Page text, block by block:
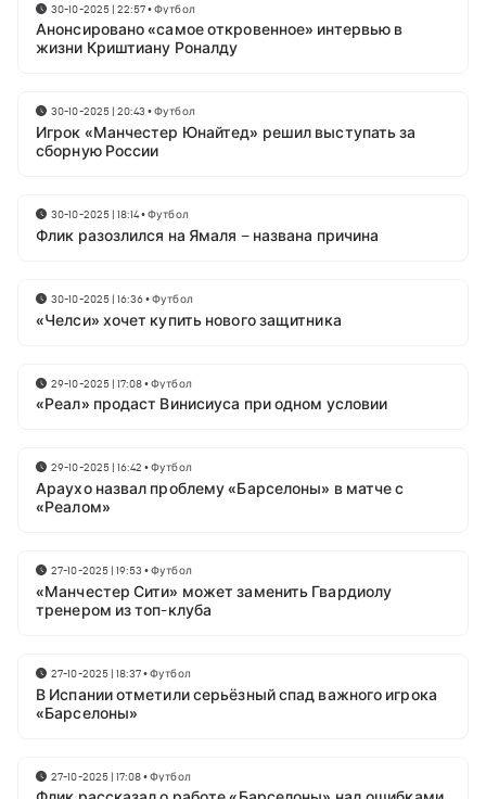
30-10-2025 | 22:57•Футбол
Анонсировано «самое откровенное» интервью в
жизни Криштиану Роналду
30-10-2025 | 20:43 •Футбол
Игрок «Манчестер Юнайтед» решил выступать за
сборную России
30-10-2025 | 18:14•Футбол
Флик разозлился на Ямаля – названа причина
30-10-2025 | 16:36•Футбол
«Челси» хочет купить нового защитника
29-10-2025 | 17:08•Футбол
«Реал» продаст Винисиуса при одном условии
29-10-2025 | 16:42 •Футбол
Араухо назвал проблему «Барселоны» в матче с
«Реалом»
27-10-2025 | 19:53 •Футбол
«Манчестер Сити» может заменить Гвардиолу
тренером из топ-клуба
27-10-2025 | 18:37•Футбол
В Испании отметили серьёзный спад важного игрока
«Барселоны»
27-10-2025 | 17:08•Футбол